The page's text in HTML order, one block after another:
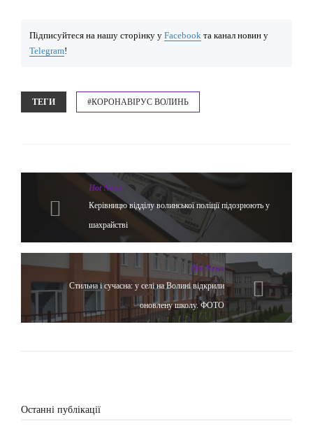
Підписуйтеся на нашу сторінку у Facebook та канал новин у
Telegram!
ТЕГИ #КОРОНАВІРУС ВОЛИНЬ
Hot News
Керівницю відділу волинської поліції підозрюють у
шахрайстві
Hot News
Стильна і сучасна: у селі на Волині відкрили
оновлену школу. ФОТО
Останні публікації